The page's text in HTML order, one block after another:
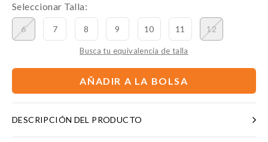
Seleccionar Talla:
6 7 8 9 10 11 12
Busca tu equivalencia de talla
AÑADIR A LA BOLSA
DESCRIPCIÓN DEL PRODUCTO